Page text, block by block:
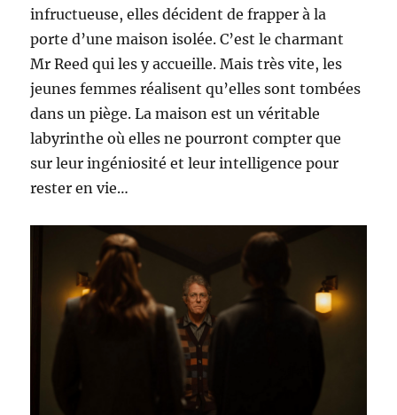
infructueuse, elles décident de frapper à la
porte d’une maison isolée. C’est le charmant
Mr Reed qui les y accueille. Mais très vite, les
jeunes femmes réalisent qu’elles sont tombées
dans un piège. La maison est un véritable
labyrinthe où elles ne pourront compter que
sur leur ingéniosité et leur intelligence pour
rester en vie…